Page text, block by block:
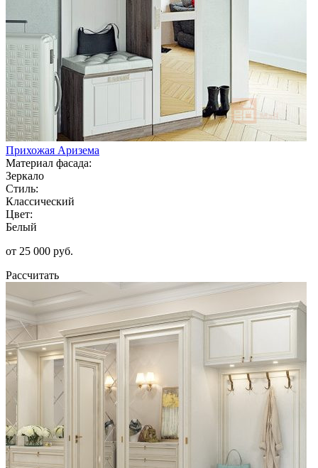
Прихожая Аризема
Материал фасада:
Зеркало
Стиль:
Классический
Цвет:
Белый
от 25 000 руб.
Рассчитать